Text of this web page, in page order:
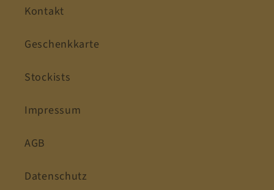
Kontakt
Geschenkkarte
Stockists
Impressum
AGB
Datenschutz